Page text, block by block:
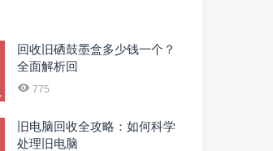
回收旧硒鼓墨盒多少钱一个？
全面解析回
775
旧电脑回收全攻略：如何科学
处理旧电脑